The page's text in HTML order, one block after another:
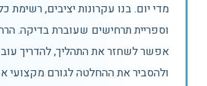
מדי יום. בנו עקרונות יציבים, רשימת
וספריית תרחישים שעוברת בדיקה.
אפשר לשחזר את התהליך, להדריך
ולהסביר את ההחלטה לגורם מקצועי או